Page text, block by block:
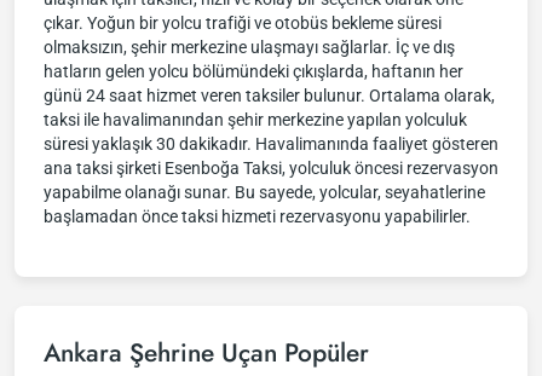
çıkar. Yoğun bir yolcu trafiği ve otobüs bekleme süresi
olmaksızın, şehir merkezine ulaşmayı sağlarlar. İç ve dış
hatların gelen yolcu bölümündeki çıkışlarda, haftanın her
günü 24 saat hizmet veren taksiler bulunur. Ortalama olarak,
taksi ile havalimanından şehir merkezine yapılan yolculuk
süresi yaklaşık 30 dakikadır. Havalimanında faaliyet gösteren
ana taksi şirketi Esenboğa Taksi, yolculuk öncesi rezervasyon
yapabilme olanağı sunar. Bu sayede, yolcular, seyahatlerine
başlamadan önce taksi hizmeti rezervasyonu yapabilirler.
Ankara Şehrine Uçan Popüler